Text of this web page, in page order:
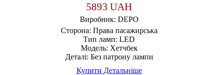
5893 UAH
Виробник: DEPO
Сторона: Права пасажирська
Тип ламп: LED
Модель: Хетчбек
Деталі: Без патрону лампи
Купити Детальніше